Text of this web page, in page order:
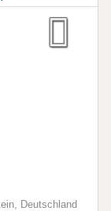
Deutschland